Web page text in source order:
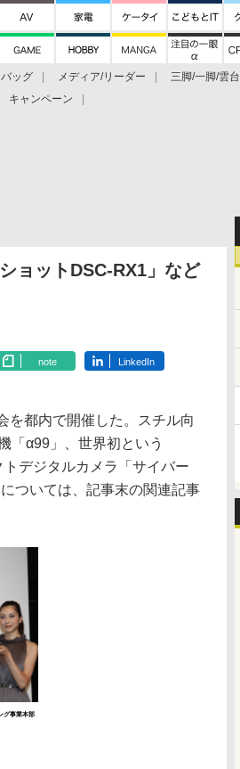
ッグ メディア/リーダー 三脚/一脚/雲台
キャンペーン
ョットDSC-RX1」など
note LinkedIn
都内で開催した。スチル向
「α99」、世界初という
デジタルカメラ「サイバー
ついては、記事末の関連記事
グ事業本部